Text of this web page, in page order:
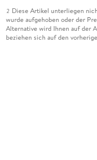
2 Diese Artikel unterliegen
wurde aufgehoben oder der
Alternative wird Ihnen auf der
beziehen sich auf den